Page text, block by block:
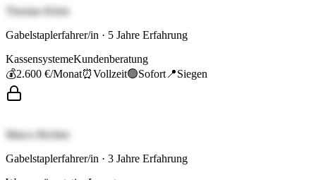
Thomas Klein
Gabelstaplerfahrer/in · 5 Jahre Erfahrung
KassensystemeKundenberatung
💰2.600 €/Monat⏰Vollzeit🟢Sofort 📍Siegen
Marco Richter
Gabelstaplerfahrer/in · 3 Jahre Erfahrung